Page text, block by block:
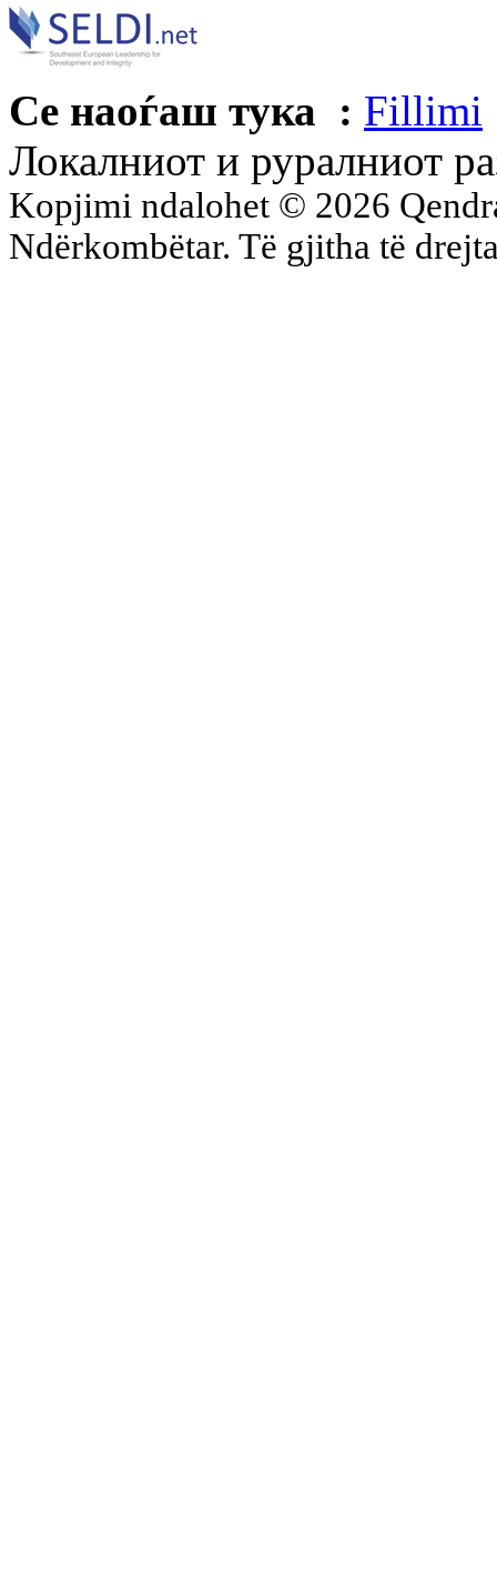
Се наоѓаш тука : Fillimi
Локалниот и руралниот
Kopjimi ndalohet © 2026
Ndërkombëtar. Të gjitha të